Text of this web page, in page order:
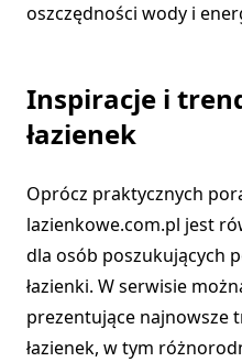
oszczędności wody i
Inspiracje i
łazienek
Oprócz praktycznych
lazienkowe.com.pl jest
dla osób poszukujących
łazienki. W serwisie
prezentujące najnowsze
łazienek, w tym